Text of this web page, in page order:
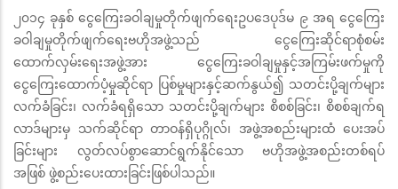
၂၀၁၄ ခုနှစ် ငွေကြေး‌ခဝါချမှုတိုက်ဖျက်ရေးဥ‌ပဒေပုဒ်မ ၉ အရ ငွေကြေး
ခဝါချမှုတိုက်ဖျက်ရေးဗဟိုအဖွဲ့သည် ငွေကြေးဆိုင်ရာစုံစမ်း
ထောက်လှမ်းရေးအဖွဲ့အား ငွေကြေးခဝါချမှုနှင့်အကြမ်းဖက်မှုကို
ငွေကြေးထောက်ပံ့မှုဆိုင်ရာ ပြစ်မှုများနှင့်ဆက်နွယ်၍ သတင်းပို့ချက်များ
လက်ခံခြင်း၊ လက်ခံရရှိသော သတင်းပို့ချက်များ စိစစ်ခြင်း၊ စိစစ်ချက်ရ
လာဒ်များမှ သက်ဆိုင်ရာ တာဝန်ရှိပုဂ္ဂိုလ်၊ အဖွဲ့အစည်းများထံ ပေးအပ်
ခြင်းများ လွတ်လပ်စွာဆောင်ရွက်နိုင်သော ဗဟိုအဖွဲ့အစည်းတစ်ရပ်
အဖြစ် ဖွဲ့စည်းပေးထားခြင်းဖြစ်ပါသည်။